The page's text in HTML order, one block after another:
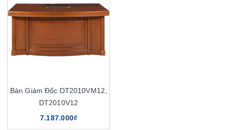
Bàn Giám Đốc DT2010VM12,
DT2010V12
7.187.000₫